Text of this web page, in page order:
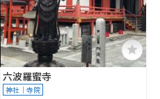
六波羅蜜寺
神社｜寺院